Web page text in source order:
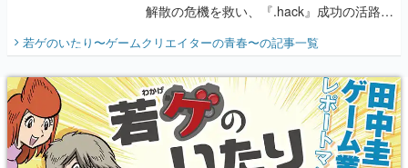
解散の危機を救い、『.hack』成功の活路を
『少年ジャンプ』色だった【若ゲのいた
り】
若ゲのいたり〜ゲームクリエイターの青春〜の記事一覧